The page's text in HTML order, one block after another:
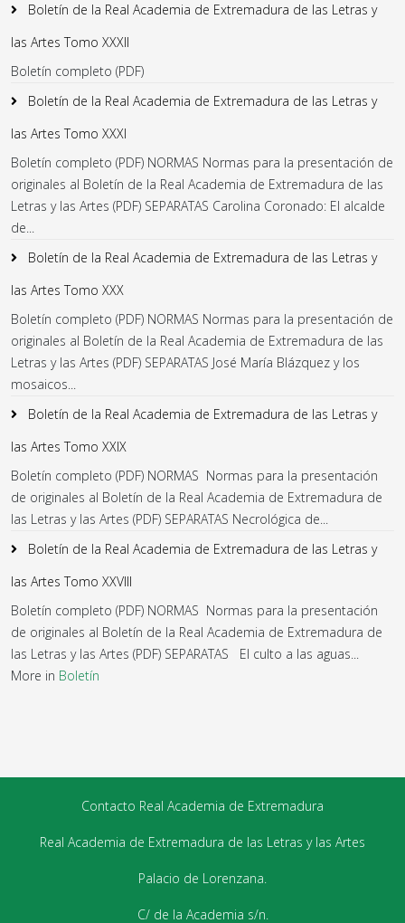
Boletín de la Real Academia de Extremadura de las Letras y
las Artes Tomo XXXII
Boletín completo (PDF)
Boletín de la Real Academia de Extremadura de las Letras y
las Artes Tomo XXXI
Boletín completo (PDF) NORMAS Normas para la presentación de
originales al Boletín de la Real Academia de Extremadura de las
Letras y las Artes (PDF) SEPARATAS Carolina Coronado: El alcalde
de...
Boletín de la Real Academia de Extremadura de las Letras y
las Artes Tomo XXX
Boletín completo (PDF) NORMAS Normas para la presentación de
originales al Boletín de la Real Academia de Extremadura de las
Letras y las Artes (PDF) SEPARATAS José María Blázquez y los
mosaicos...
Boletín de la Real Academia de Extremadura de las Letras y
las Artes Tomo XXIX
Boletín completo (PDF) NORMAS Normas para la presentación
de originales al Boletín de la Real Academia de Extremadura de
las Letras y las Artes (PDF) SEPARATAS Necrológica de...
Boletín de la Real Academia de Extremadura de las Letras y
las Artes Tomo XXVIII
Boletín completo (PDF) NORMAS Normas para la presentación
de originales al Boletín de la Real Academia de Extremadura de
las Letras y las Artes (PDF) SEPARATAS El culto a las aguas...
More in Boletín
Contacto Real Academia de Extremadura
Real Academia de Extremadura de las Letras y las Artes
Palacio de Lorenzana.
C/ de la Academia s/n.